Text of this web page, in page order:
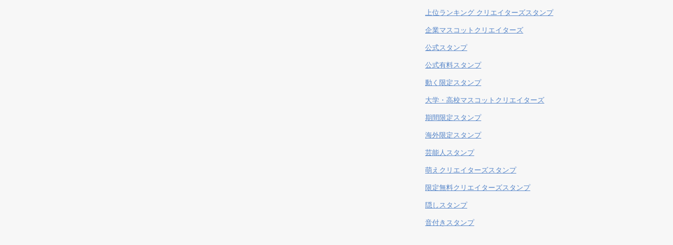
上位ランキング クリエイターズスタンプ
企業マスコットクリエイターズ
公式スタンプ
公式有料スタンプ
動く限定スタンプ
大学・高校マスコットクリエイターズ
期間限定スタンプ
海外限定スタンプ
芸能人スタンプ
萌えクリエイターズスタンプ
限定無料クリエイターズスタンプ
隠しスタンプ
音付きスタンプ